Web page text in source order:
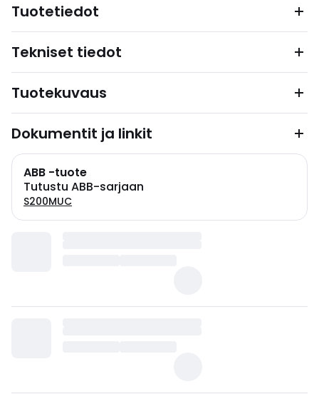
Tuotetiedot
Tekniset tiedot
Tuotekuvaus
Dokumentit ja linkit
ABB -tuote
Tutustu ABB-sarjaan
S200MUC